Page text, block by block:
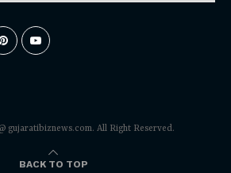
gujaratibiznews.com. All Right Reserved.
BACK TO TOP